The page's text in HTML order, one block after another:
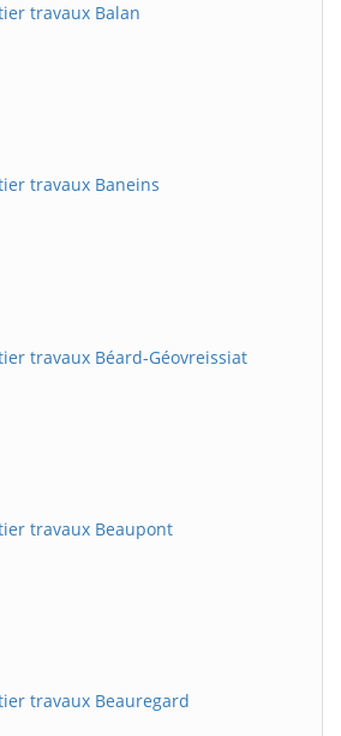
travaux Balan
travaux Baneins
travaux Béard-Géovreissiat
travaux Beaupont
travaux Beauregard